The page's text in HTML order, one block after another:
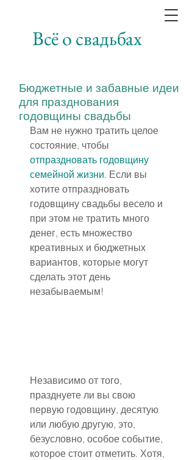
Всё о свадьбах
Бюджетные и забавные идеи
для празднования
годовщины свадьбы
Вам не нужно тратить целое
состояние, чтобы
отпраздновать годовщину
семейной жизни. Если вы
хотите отпраздновать
годовщину свадьбы весело и
при этом не тратить много
денег, есть множество
креативных и бюджетных
вариантов, которые могут
сделать этот день
незабываемым!
Независимо от того,
празднуете ли вы свою
первую годовщину, десятую
или любую другую, это,
безусловно, особое событие,
которое стоит отметить. Хотя,